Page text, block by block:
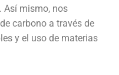
Así mismo, nos
carbono a través de
y el uso de materias